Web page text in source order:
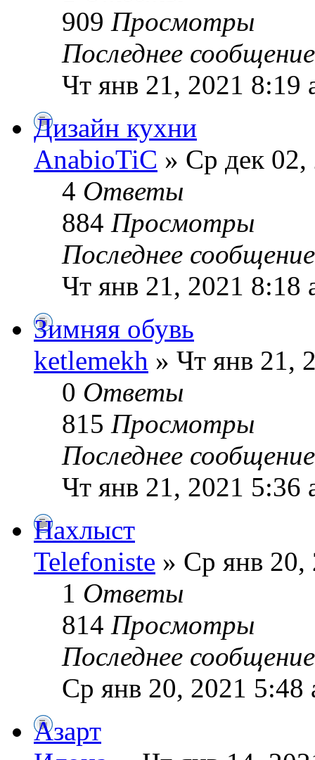
909 Просмотры
Последнее
Чт янв 21, 2021 8:19
Дизайн кухни
AnabioTiC » Ср дек
4 Ответы
884 Просмотры
Последнее
Чт янв 21, 2021 8:18
Зимняя обувь
ketlemekh » Чт янв 21,
0 Ответы
815 Просмотры
Последнее
Чт янв 21, 2021 5:36
Нахлыст
Telefoniste » Ср янв 20,
1 Ответы
814 Просмотры
Последнее
Ср янв 20, 2021 5:48
Азарт